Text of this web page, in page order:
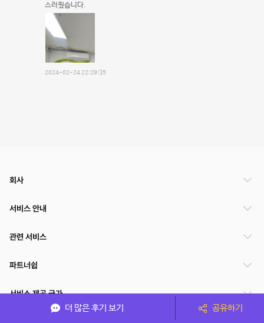
스러웠습니다.
2024-02-24 22:29:35
더 많은 후기 보기 공유하기
회사
서비스 안내
관련 서비스
파트너쉽
서비스 제공 국가